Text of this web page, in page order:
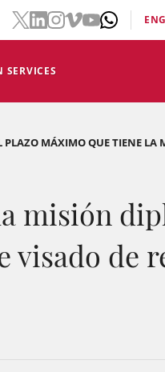
SERVICES
ENG
PLAZO MÁXIMO QUE TIENE
misión
visado de